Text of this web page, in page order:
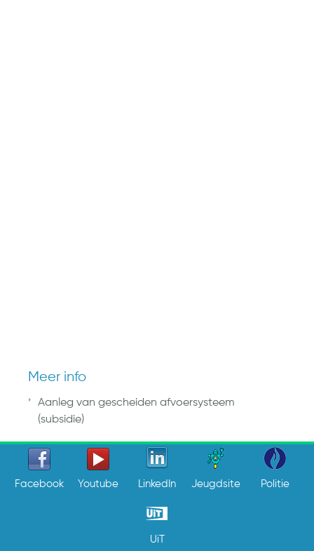
Meer info
Aanleg van gescheiden afvoersysteem
(subsidie)
Facebook Youtube LinkedIn Jeugdsite Politie
UiT